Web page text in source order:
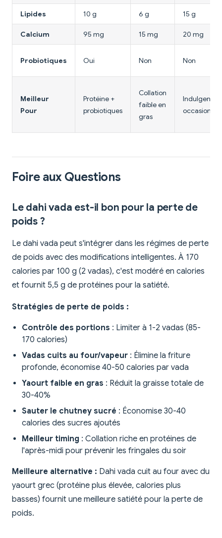
Lipides 10 g 6 g 15 g
Calcium 95 mg 15 mg 20 mg
Probiotiques Oui Non Non
Meilleur
Pour
Protéine +
probiotiques
Collation
faible en
gras
Indulgence
Foire aux Questions
Le dahi vada est-il bon pour la perte de
poids ?
Le dahi vada peut s'intégrer dans les régimes de perte
de poids avec des modifications intelligentes. À 170
calories par 100 g (2 vadas), c'est modéré en calories
et fournit 5,5 g de protéines pour la satiété.
Stratégies de perte de poids :
Contrôle des portions : Limiter à 1-2 vadas (85-
170 calories)
Vadas cuits au four/vapeur : Élimine la friture
profonde, économise 40-50 calories par vada
Yaourt faible en gras : Réduit la graisse totale de
30-40%
Sauter le chutney sucré : Économise 30-40
calories des sucres ajoutés
Meilleur timing : Collation riche en protéines de
l'après-midi pour prévenir les fringales du soir
Meilleure alternative : Dahi vada cuit au four avec du
yaourt grec (protéine plus élevée, calories plus
basses) fournit une meilleure satiété pour la perte de
poids.